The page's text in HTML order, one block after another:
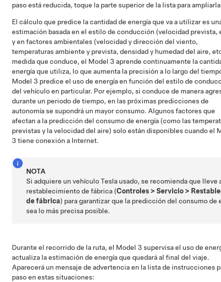
paso está reducida, toque la parte superior de la lista para
El cálculo que predice la cantidad de energía que va a utilizar es
estimación basada en el estilo de conducción (velocidad prevista,
y en factores ambientales (velocidad y dirección del viento,
temperaturas ambiente y prevista, densidad y humedad del aire,
medida que conduce, el Model 3 aprende continuamente la
energía que utiliza, lo que aumenta la precisión a lo largo del
Model 3 predice el uso de energía en función del estilo de
del vehículo en particular. Por ejemplo, si conduce de manera
durante un periodo de tiempo, en las próximas predicciones de
autonomía se supondrá un mayor consumo. Algunos factores que
afectan a la predicción del consumo de energía (como las
previstas y la velocidad del aire) solo están disponibles cuando el
3 tiene conexión a Internet.
NOTA
Si adquiere un vehículo Tesla usado, se recomienda que lleve
restablecimiento de fábrica (Controles >Servicio >
de fábrica) para garantizar que la predicción del consumo de
sea lo más precisa posible.
Durante el recorrido de la ruta, el Model 3 supervisa el uso de
actualiza la estimación de energía que quedará al final del viaje.
Aparecerá un mensaje de advertencia en la lista de instrucciones
paso en estas situaciones: